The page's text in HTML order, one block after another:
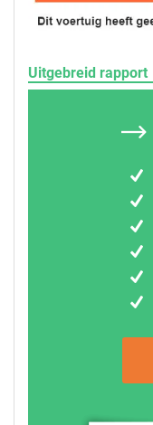
Uitgebreid rapport